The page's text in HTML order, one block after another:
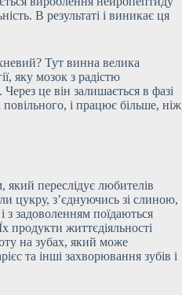
В результаті і виникає ця
Тут винна велика
яку мозок з радістю
це він залишається в фазі
і працює більше, ніж
переслідує любителів
цукру, з’єднуючись зі слиною,
з задоволенням поїдаються
продукти життєдіяльності
на зубах, який може
та інші захворювання зубів і